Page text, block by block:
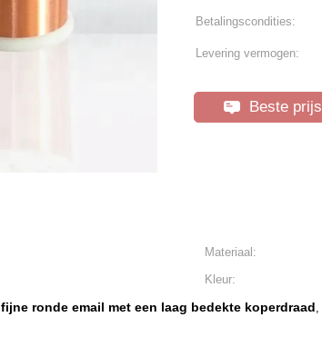
Betalingscondities:
Levering vermogen:
Beste prijs
Materiaal:
Kleur:
fijne ronde email met een laag bedekte koperdraad,